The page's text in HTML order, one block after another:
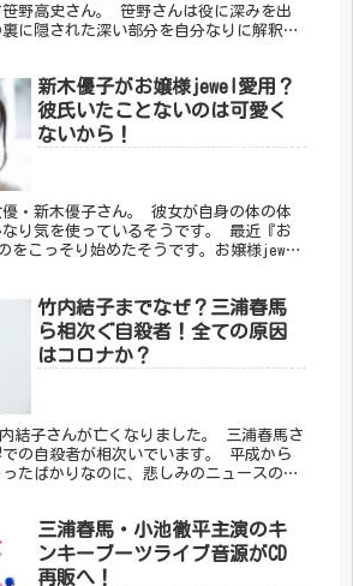
野高史さん。 笹野さんは役に深みを出
に隠された深い部分を自分なりに解釈
新木優子がお嬢様jewel愛用？
彼氏いたことないのは可愛く
ないから！
・新木優子さん。 彼女が自身の体の体
り気を使っているそうです。 最近『お
をこっそり始めたそうです。お嬢様jewel
竹内結子までなぜ？三浦春馬
ら相次ぐ自殺者！全ての原因
はコロナか？
結子さんが亡くなりました。 三浦春馬さ
の自殺者が相次いでいます。 平成から
たばかりなのに、悲しみのニュースの方
三浦春馬・小池徹平主演のキ
ンキーブーツライブ音源がCD
再販へ！